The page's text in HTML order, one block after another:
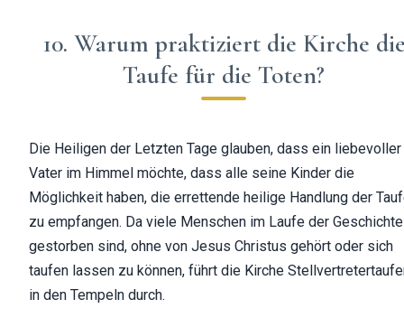
10. Warum praktiziert die Kirche
Taufe für die Toten?
Die Heiligen der Letzten Tage glauben, dass ein liebevoller
Vater im Himmel möchte, dass alle seine Kinder die
Möglichkeit haben, die errettende heilige Handlung der
zu empfangen. Da viele Menschen im Laufe der Geschichte
gestorben sind, ohne von Jesus Christus gehört oder sich
taufen lassen zu können, führt die Kirche
in den Tempeln durch.